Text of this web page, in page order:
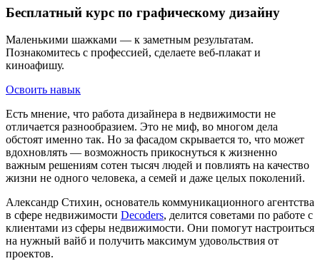
Бесплатный курс по графическому дизайну
Маленькими шажками — к заметным результатам.
Познакомитесь с профессией, сделаете веб-плакат и
киноафишу.
Освоить навык
Есть мнение, что работа дизайнера в недвижимости не
отличается разнообразием. Это не миф, во многом дела
обстоят именно так. Но за фасадом скрывается то, что может
вдохновлять — возможность прикоснуться к жизненно
важным решениям сотен тысяч людей и повлиять на качество
жизни не одного человека, а семей и даже целых поколений.
Александр Стихин, основатель коммуникационного агентства
в сфере недвижимости Decoders, делится советами по работе с
клиентами из сферы недвижимости. Они помогут настроиться
на нужный вайб и получить максимум удовольствия от
проектов.